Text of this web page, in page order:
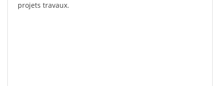
projets travaux.